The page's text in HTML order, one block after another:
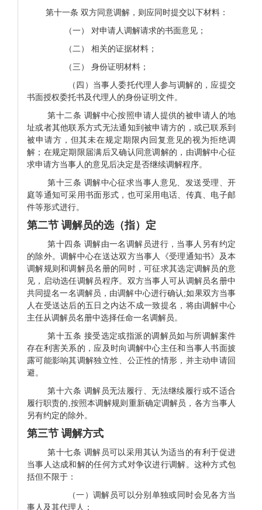
第十一条 双方同意调解，则应同时提交以下材料：
（一） 对申请人调解请求的书面意见；
（二） 相关的证据材料；
（三） 身份证明材料；
（四）当事人委托代理人参与调解的，应提交
书面授权委托书及代理人的身份证明文件。
第十二条 调解中心按照申请人提供的被申请人的地
址或者其他联系方式无法通知到被申请方的，或已联系到
被申请方，但其未在规定期限内回复意见的视为拒绝调
解；在规定期限届满后又确认同意调解的，由调解中心征
求申请方当事人的意见后决定是否继续调解程序。
第十三条 调解中心征求当事人意见、发送受理、开
庭等通知可采用书面形式，也可采用电话、传真、电子邮
件等形式进行。
第二节 调解员的选（指）定
第十四条 调解由一名调解员进行，当事人另有约定
的除外。调解中心在送达双方当事人《受理通知书》及本
调解规则和调解员名册的同时，可征求其选定调解员的意
见，启动选任调解员程序。双方当事人可从调解员名册中
共同提名一名调解员，由调解中心进行确认;如果双方当事
人在受送达后的五日之内达不成一致提名，将由调解中心
主任从调解员名册中选择任命一名调解员。
第十五条 接受选定或指派的调解员如与所调解案件
存在利害关系的，应及时向调解中心主任和当事人书面披
露可能影响其调解独立性、公正性的情形，并主动申请回
避。
第十六条 调解员无法履行、无法继续履行或不适合
履行职责的 ,按照本调解规则重新确定调解员，各方当事人
另有约定的除外。
第三节 调解方式
第十七条 调解员可以采用其认为适当的有利于促进
当事人达成和解的任何方式对争议进行调解。这种方式包
括但不限于：
（一）调解员可以分别单独或同时会见各方当
事人及其代理人；